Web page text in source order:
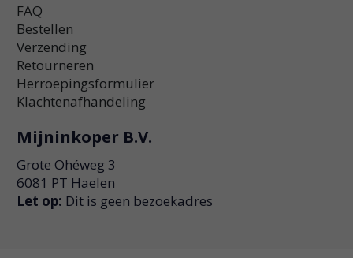
FAQ
Bestellen
Verzending
Retourneren
Herroepingsformulier
Klachtenafhandeling
Mijninkoper B.V.
Grote Ohéweg 3
6081 PT Haelen
Let op: Dit is geen bezoekadres